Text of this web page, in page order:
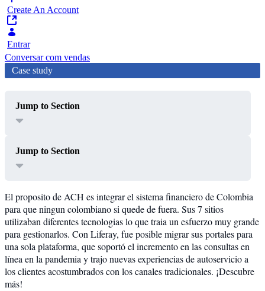
Create An Account
Entrar
Conversar com vendas
Case study
Jump to Section
Jump to Section
El proposito de ACH es integrar el sistema financiero de Colombia
para que ningun colombiano si quede de fuera. Sus 7 sitios
utilizaban diferentes tecnologias lo que traia un esfuerzo muy grande
para gestionarlos. Con Liferay, fue posible migrar sus portales para
una sola plataforma, que soportó el incremento en las consultas en
línea en la pandemia y trajo nuevas experiencias de autoservicio a
los clientes acostumbrados con los canales tradicionales. ¡Descubre
más!